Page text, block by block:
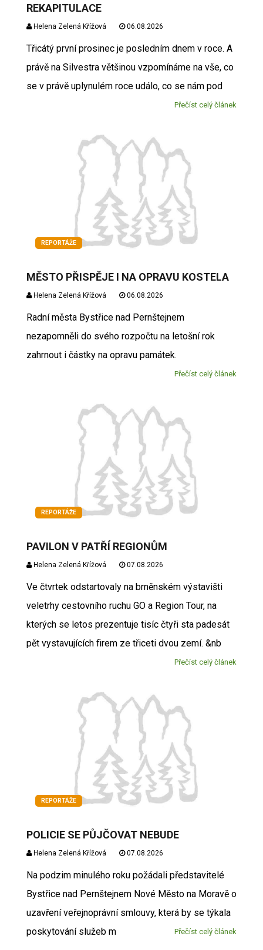
REKAPITULACE
Helena Zelená Křížová 06.08.2026
Třicátý první prosinec je posledním dnem v roce. A
právě na Silvestra většinou vzpomínáme na vše, co
se v právě uplynulém roce událo, co se nám pod
Přečíst celý článek
REPORTÁŽE
MĚSTO PŘISPĚJE I NA OPRAVU KOSTELA
Helena Zelená Křížová 06.08.2026
Radní města Bystřice nad Pernštejnem
nezapomněli do svého rozpočtu na letošní rok
zahrnout i částky na opravu památek.
Přečíst celý článek
REPORTÁŽE
PAVILON V PATŘÍ REGIONŮM
Helena Zelená Křížová 07.08.2026
Ve čtvrtek odstartovaly na brněnském výstavišti
veletrhy cestovního ruchu GO a Region Tour, na
kterých se letos prezentuje tisíc čtyři sta padesát
pět vystavujících firem ze třiceti dvou zemí. &nb
Přečíst celý článek
REPORTÁŽE
POLICIE SE PŮJČOVAT NEBUDE
Helena Zelená Křížová 07.08.2026
Na podzim minulého roku požádali představitelé
Bystřice nad Pernštejnem Nové Město na Moravě o
uzavření veřejnoprávní smlouvy, která by se týkala
poskytování služeb m
Přečíst celý článek